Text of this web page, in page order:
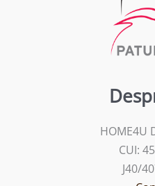
HOME4U
CUI:
J40/